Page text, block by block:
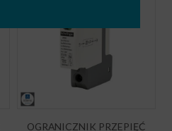
OGRANICZNIK PRZEPIĘĆ